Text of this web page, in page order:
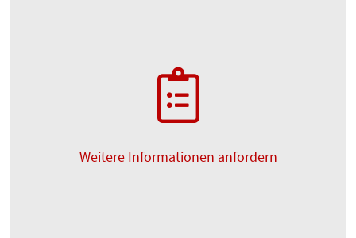
Weitere Informationen anfordern